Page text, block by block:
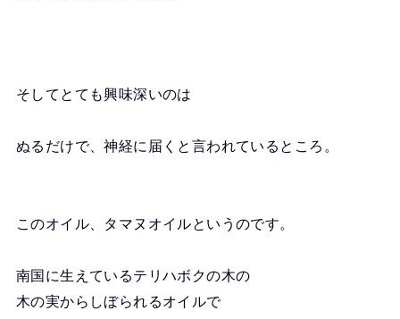
そしてとても興味深いのは
ぬるだけで、神経に届くと言われているところ。
このオイル、タマヌオイルというのです。
南国に生えているテリハボクの木の
木の実からしぼられるオイルで